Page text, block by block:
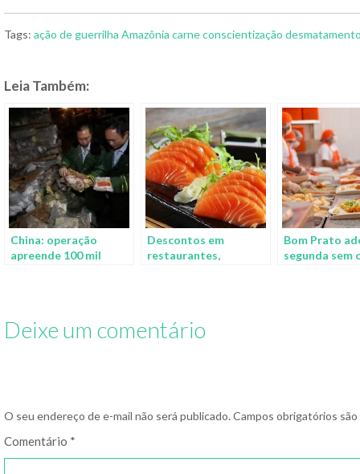
Tags: ação de guerrilha Amazônia carneconscientização
Leia Também:
China: operação
apreende 100 mil
Descontos em
restaurantes,
Bom Prato
segunda sem
Deixe um comentário
O seu endereço de e-mail não será publicado.Campos obrigatórios
Comentário *